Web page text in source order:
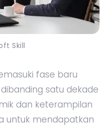
Skill
fase baru
satu dekade
dan keterampilan
untuk mendapatkan